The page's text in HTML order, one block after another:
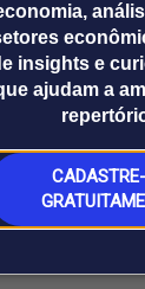
insights e
ajudam a
O mercado
financeiro
tempo real
Releases
Prêmio